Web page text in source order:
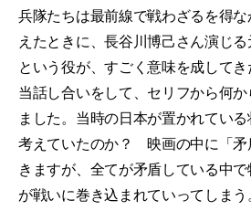
兵隊たちは最前線で戦わざるを得
えたときに、長谷川博己さん演じ
という役が、すごく意味を成して
当話し合いをして、セリフから何
ました。当時の日本が置かれてい
考えていたのか？ 映画の中に「矛
きますが、全てが矛盾している中
が戦いに巻き込まれていってしま